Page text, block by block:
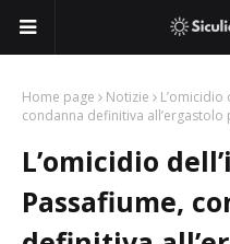
Home page Notizie
condanna definitiva all’ergastolo
L’omicidio
Passafiume,